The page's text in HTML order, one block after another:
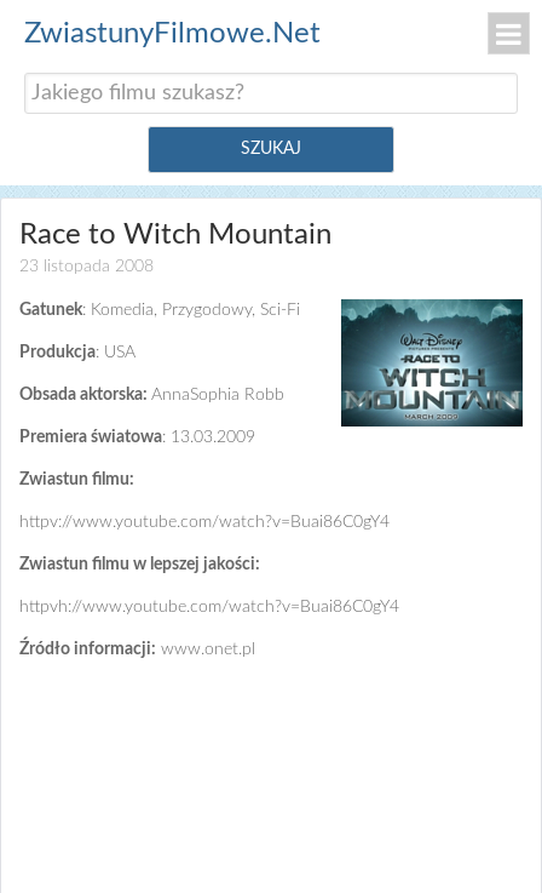
ZwiastunyFilmowe.Net
Race to Witch Mountain
23 listopada 2008
Gatunek: Komedia, Przygodowy, Sci-Fi
Produkcja: USA
Obsada aktorska: AnnaSophia Robb
Premiera światowa: 13.03.2009
Zwiastun filmu:
httpv://www.youtube.com/watch?v=Buai86C0gY4
Zwiastun filmu w lepszej jakości:
httpvh://www.youtube.com/watch?v=Buai86C0gY4
Źródło informacji: www.onet.pl